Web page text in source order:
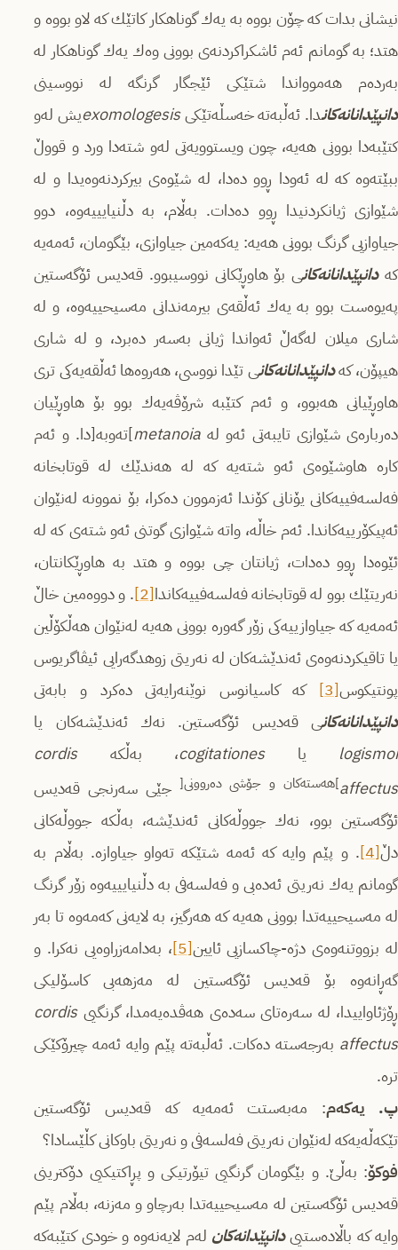
نیشانی بدات كه‌ چۆن بووه‌ به‌ یه‌ك گوناهكار كاتێك كه‌ لاو بووه‌ و
هتد؛ به‌ گومانم ئه‌م ئاشكراكردنه‌ی بوونی وه‌ك یه‌ك گوناهكار له‌
به‌رده‌م هه‌موواندا شتێكی ئێجگار گرنگه‌ له‌ نووسینی
دانپێدانانه‌كاندا. ئه‌ڵبه‌ته‌ خه‌سڵه‌تێكیexomologesisیش له‌و
كتێبه‌دا بوونی هه‌یه، چون ویستوویه‌تی‌ له‌‌‌و شته‌دا‌ ورد و قووڵ
ببێته‌وه‌ كه‌ له‌ ئه‌ودا ڕوو دەدا، له‌ شێوه‌ی بیركردنه‌وه‌یدا و له‌
شێوازی ژیانكردنیدا ڕوو ده‌دات. به‌ڵام، به‌ دڵنیایییه‌وه‌، دوو
جیاوازیی گرنگ بوونی هه‌یه‌: یه‌كه‌مین جیاوازی، بێگومان، ئه‌مه‌یه‌
كه‌دانپێدانانه‌كانی بۆ هاوڕێكانی نووسیبوو. قه‌دیس ئۆگه‌ستین
په‌یوه‌ست بوو به‌ یه‌ك ئه‌ڵقه‌ی بیرمه‌ندانی مه‌سیحییه‌وه‌، و له‌
شاری میلان له‌گه‌ڵ ئه‌واندا ژیانی به‌سه‌ر ده‌برد، و له‌ شاری
هیپۆن، كه‌دانپێدانانه‌كانی تێدا نووسی، هه‌روه‌ها ئه‌ڵقه‌یه‌كی تری
هاوڕێیانی هه‌بوو، و ئه‌م كتێبه‌ شرۆڤه‌یه‌ك بوو بۆ هاوڕێیان
ده‌رباره‌ی شێوازی تایبه‌تی ئه‌و له‌metanoia]ته‌وبه[‌دا. و ئه‌م
كاره‌ هاوشێوه‌ی ئه‌و شته‌یه‌ كه‌ له‌ هه‌ندێك له‌ قوتابخانه‌
فه‌لسه‌فییه‌كانی یۆنانی كۆندا ئه‌زموون ده‌كرا، بۆ نموونه‌ له‌نێوان
ئه‌پیكۆرییه‌كاندا. ئه‌م خاڵه‌، واته‌ شێوازی گوتنی ئه‌و شته‌ی كه‌ له‌
ئێوه‌دا ڕوو ده‌دات، ژیانتان چی بووه‌ و هتد به‌ هاوڕێكانتان،
نه‌ریتێك بوو له‌ قوتابخانه‌ فه‌لسه‌فییه‌كاندا[2]
. و دووه‌مین خاڵ
ئه‌مه‌یه‌ كه‌ جیاوازییه‌كی زۆر گه‌وره‌ بوونی هه‌یه‌ له‌نێوان هه‌ڵكۆڵین
یا تاقیكردنه‌وه‌ی ئه‌ندێشه‌كان له‌ نه‌ریتی زوهدگه‌رایی ئیڤاگریوس
پونتیكوس[3]
كه‌ كاسیانوس نوێنه‌رایه‌تی ده‌كرد و بابه‌تی
دانپێدانانه‌كانی قه‌دیس ئۆگه‌ستین. نه‌ك ئه‌ندێشه‌كان یا
logismoi یاcogitationes، به‌ڵكه‌cordis
affectus]هه‌سته‌كان و جۆشی ده‌روونی[ جێی سه‌رنجی قه‌دیس
ئۆگه‌ستین بوو، نه‌ك جووڵه‌كانی ئه‌ندێشه‌، به‌ڵكه‌ جووڵه‌كانی
دڵ[4]
. و پێم وایه‌ كه‌ ئه‌مه‌ شتێكه‌ ته‌واو جیاوازه‌. به‌ڵام به‌
گومانم یه‌ك نه‌ریتی ئه‌ده‌بی و فه‌لسه‌فی به‌ دڵنیایییه‌وه‌ زۆر گرنگ
له‌ مه‌سیحییه‌تدا بوونی هه‌یه‌ كه‌ هه‌رگیز، به‌ لایه‌نی كه‌مه‌وه‌ تا به‌ر
له‌ بزووتنه‌وه‌ی دژه-‌چاكسازیی ئایین[5]
، به‌دامه‌زراوه‌یی نه‌كرا. و
گه‌ڕانه‌وه‌ بۆ قه‌دیس ئۆگه‌ستین له‌ مه‌زهه‌بی كاسۆلیكی
ڕۆژئاواییدا، له‌ سه‌ره‌تای سه‌ده‌ی هه‌ڤده‌یه‌مدا، گرنگییcordis
affectus به‌رجه‌سته‌ ده‌كات. ئه‌ڵبه‌ته‌ پێم وایه‌ ئه‌مه‌ چیرۆكێكی
تره‌.
پ. یه‌كه‌م: مه‌به‌ستت ئه‌مه‌یه‌ كه‌ قه‌دیس ئۆگه‌ستین
تێكه‌ڵه‌یه‌كه‌‌ له‌نێوان نه‌ریتی فه‌لسه‌فی و نه‌ریتی باوكانی كڵێسادا؟
فوكۆ: به‌ڵێ. و بێگومان گرنگیی تیۆرتیكی و پڕاكتیكیی دۆكترینی
قه‌دیس ئۆگه‌ستین له‌ مه‌سیحییه‌تدا به‌رچاو و مه‌زنه‌، به‌ڵام پێم
وایه‌ كه‌ باڵاده‌ستییدانپێدانه‌كان له‌م لایه‌نه‌وه‌ و خودی كتێبه‌كه‌